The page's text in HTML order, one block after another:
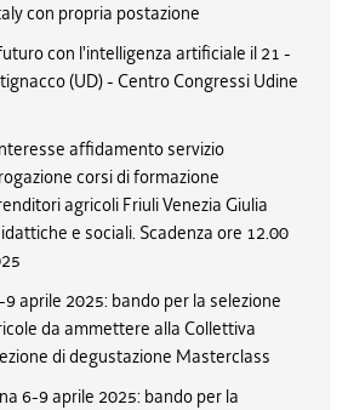
con propria postazione
con l'intelligenza artificiale il 21 -
(UD) - Centro Congressi Udine
affidamento servizio
corsi di formazione
agricoli Friuli Venezia Giulia
e sociali. Scadenza ore 12.00
aprile 2025: bando per la selezione
da ammettere alla Collettiva
di degustazione Masterclass
6-9 aprile 2025: bando per la